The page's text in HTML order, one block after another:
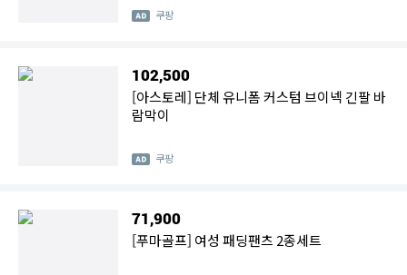
쿠팡
102,500
[아스토레] 단체 유니폼 커스텀 브이넥 긴팔 바
람막이
쿠팡
71,900
[푸마골프] 여성 패딩팬츠 2종세트